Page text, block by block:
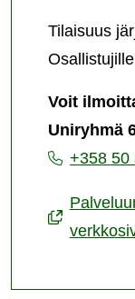
Tilaisuus
Voit
Uniryhmä
+358 50